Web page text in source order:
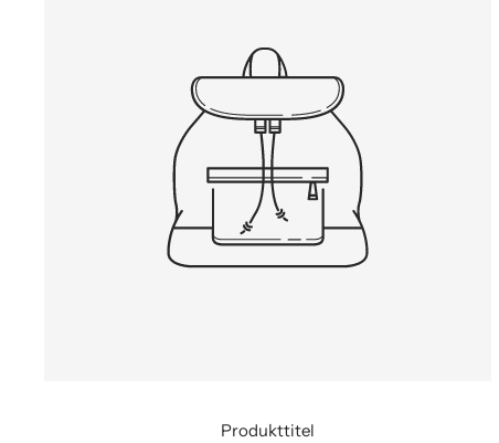
Produkttitel